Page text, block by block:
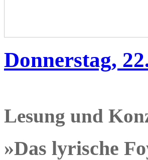
Donnerstag,
Lesung und
»Das lyrische